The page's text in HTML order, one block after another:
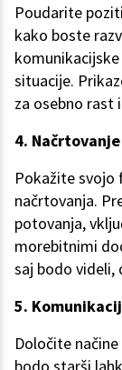
Poudarite
kako boste
situacije.
za osebno rast
4.
Pokažite svojo
načrtovanja.
potovanja,
morebitnimi
saj bodo videli,
5.
Določite
bodo starši